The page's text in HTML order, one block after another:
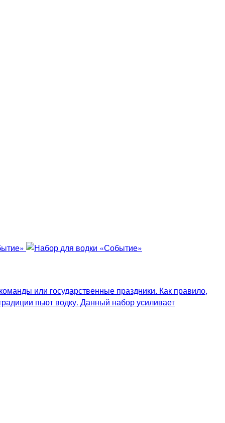
или государственные праздники. Как правило,
пьют водку. Данный набор усиливает